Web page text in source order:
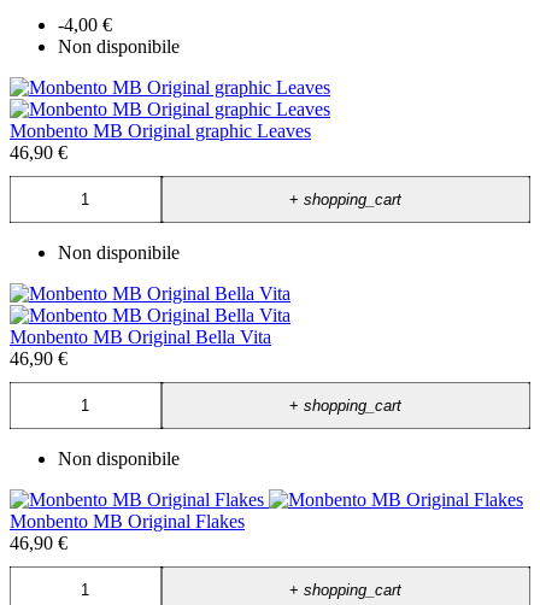
-4,00 €
Non disponibile
Monbento MB Original graphic Leaves
46,90 €
+shopping_cart
Non disponibile
Monbento MB Original Bella Vita
46,90 €
+shopping_cart
Non disponibile
Monbento MB Original Flakes
46,90 €
+shopping_cart